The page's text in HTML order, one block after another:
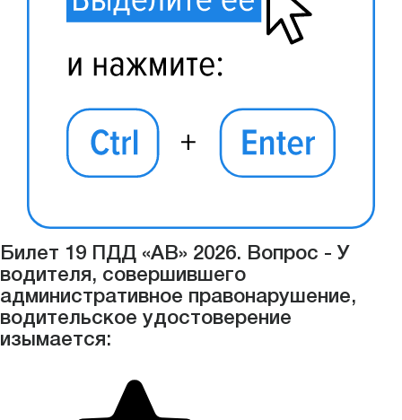
Билет 19 ПДД «АВ» 2026. Вопрос - У
водителя, совершившего
административное правонарушение,
водительское удостоверение
изымается: